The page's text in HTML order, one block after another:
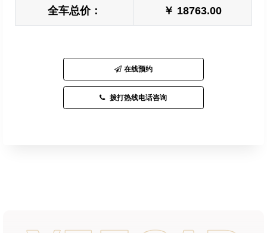
全车总价： ￥ 18763.00
在线预约
拨打热线电话咨询